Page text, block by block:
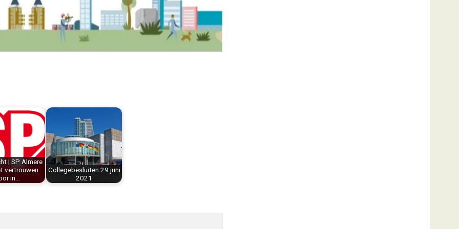
| SP Almere
vertrouwen
in…
Collegebesluiten 29 juni
2021